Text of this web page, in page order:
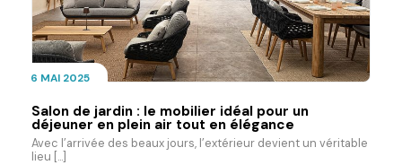
6 MAI 2025
Salon de jardin : le mobilier idéal pour un
déjeuner en plein air tout en élégance
Avec l’arrivée des beaux jours, l’extérieur devient un véritable
lieu [...]